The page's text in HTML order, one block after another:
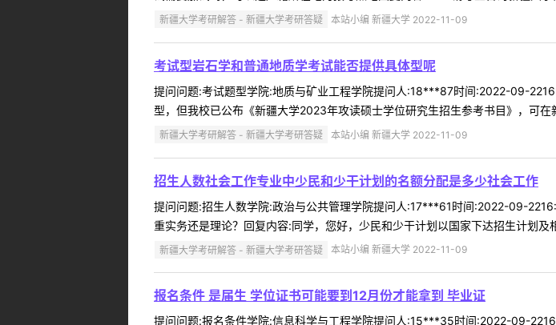
新疆大学考研解答 - 新疆大学考研答疑 本站小编 新疆大学 2022-11-09
考试型岩石学和普通地质学考试能否提供具体型呢
提问问题:考试题型学院:地质与矿业工程学院提问人:18***87时间:2022-09-
型，但我校已公布《新疆大学2023年攻读硕士学位研究生招生参考书目》，可
新疆大学考研解答 - 新疆大学考研答疑 本站小编 新疆大学 2022-11-09
招生人数社会工作专业中少民和少干计划的名额分配是多少社会工作
提问问题:招生人数学院:政治与公共管理学院提问人:17***61时间:2022-09-
重实务还是理论？回复内容:同学，您好，少民和少干计划以国家下达招生计划
新疆大学考研解答 - 新疆大学考研答疑 本站小编 新疆大学 2022-11-09
报名条件 是届生 学位证书可能要到12月份才能拿到 毕业证
提问问题:报名条件学院:信息科学与工程学院提问人:15***35时间:2022-09-